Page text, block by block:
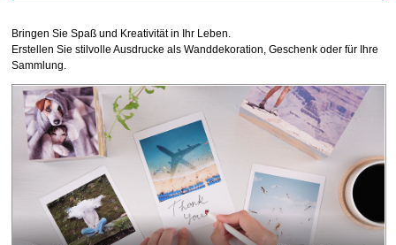
Bringen Sie Spaß und Kreativität in Ihr Leben.
Erstellen Sie stilvolle Ausdrucke als Wanddekoration, Geschenk oder für Ihre
Sammlung.